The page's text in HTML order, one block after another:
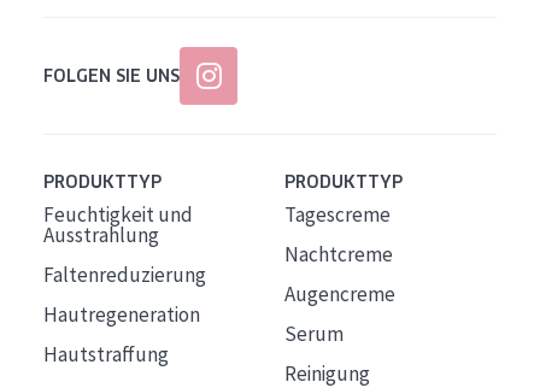
FOLGEN SIE UNS
PRODUKTTYP
Feuchtigkeit und
Ausstrahlung
Faltenreduzierung
Hautregeneration
Hautstraffung
PRODUKTTYP
Tagescreme
Nachtcreme
Augencreme
Serum
Reinigung